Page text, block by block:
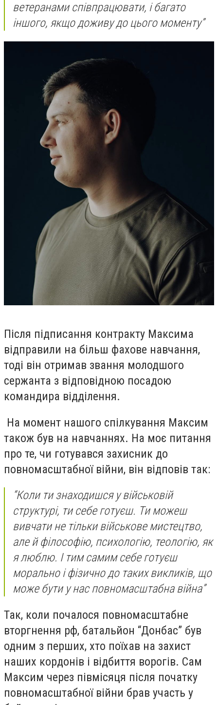
ветеранами співпрацювати, і багато
іншого, якщо доживу до цього моменту”
Після підписання контракту Максима
відправили на більш фахове навчання,
тоді він отримав звання молодшого
сержанта з відповідною посадою
командира відділення.
На момент нашого спілкування Максим
також був на навчаннях. На моє питання
про те, чи готувався захисник до
повномасштабної війни, він відповів так:
“Коли ти знаходишся у військовій
структурі, ти себе готуєш. Ти можеш
вивчати не тільки військове мистецтво,
але й філософію, психологію, теологію, як
я люблю. І тим самим себе готуєш
морально і фізично до таких викликів, що
може бути у нас повномасштабна війна”
Так, коли почалося повномасштабне
вторгнення рф, батальйон “Донбас” був
одним з перших, хто поїхав на захист
наших кордонів і відбиття ворогів. Сам
Максим через півмісяця після початку
повномасштабної війни брав участь у